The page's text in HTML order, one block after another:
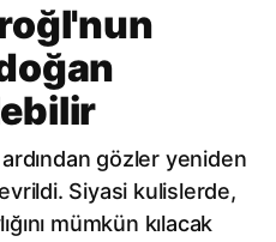
gözler yeniden
Siyasi kulislerde,
mümkün kılacak